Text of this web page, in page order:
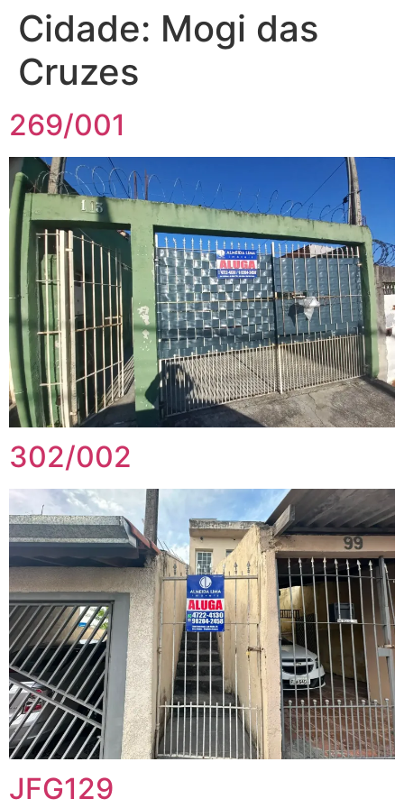
Cidade: Mogi das
Cruzes
269/001
302/002
JFG129